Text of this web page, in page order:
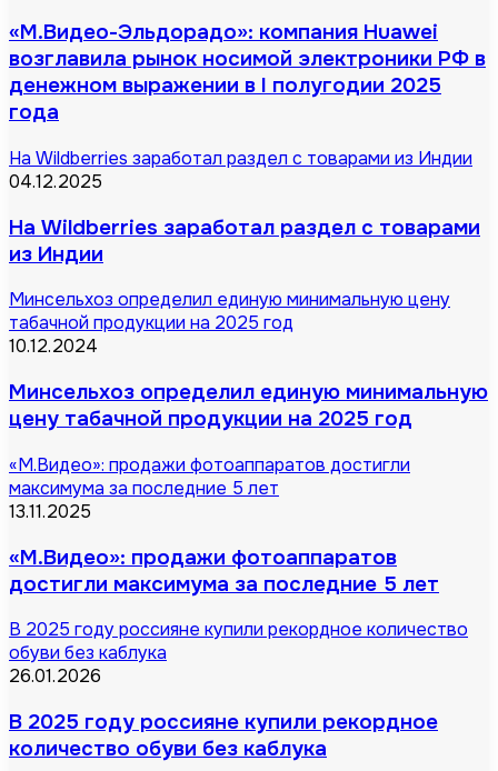
«М.Видео-Эльдорадо»: компания Huawei
возглавила рынок носимой электроники РФ в
денежном выражении в I полугодии 2025
года
На Wildberries заработал раздел с товарами из Индии
04.12.2025
На Wildberries заработал раздел с товарами
из Индии
Минсельхоз определил единую минимальную цену
табачной продукции на 2025 год
10.12.2024
Минсельхоз определил единую минимальную
цену табачной продукции на 2025 год
«М.Видео»: продажи фотоаппаратов достигли
максимума за последние 5 лет
13.11.2025
«М.Видео»: продажи фотоаппаратов
достигли максимума за последние 5 лет
В 2025 году россияне купили рекордное количество
обуви без каблука
26.01.2026
В 2025 году россияне купили рекордное
количество обуви без каблука